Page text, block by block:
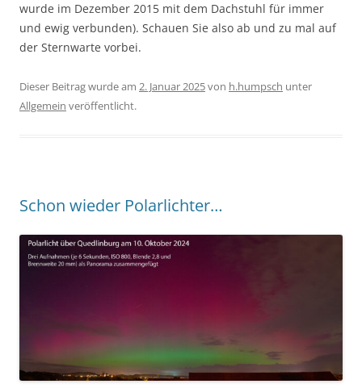
wurde im Dezember 2015 mit dem Dachstuhl für immer
und ewig verbunden). Schauen Sie also ab und zu mal auf
der Sternwarte vorbei.
Dieser Beitrag wurde am 2. Januar 2025von h.humpsch unter
Allgemein veröffentlicht.
Schon wieder Polarlichter…